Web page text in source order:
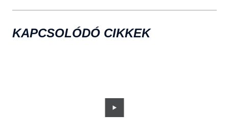
KAPCSOLÓDÓ CIKKEK